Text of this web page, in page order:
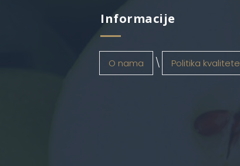
Informacije
O nama Politika kvalitete